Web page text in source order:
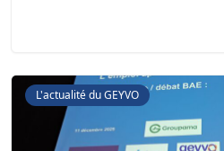
L'actualité du GEYVO